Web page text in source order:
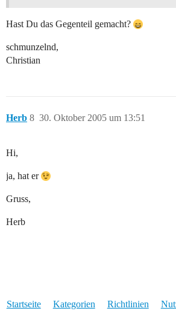
Hast Du das Gegenteil gemacht?
schmunzelnd,
Christian
Herb 30. Oktober 2005 um 13:51
8
Hi,
ja, hat er
Gruss,
Herb
Startseite Kategorien Richtlinien